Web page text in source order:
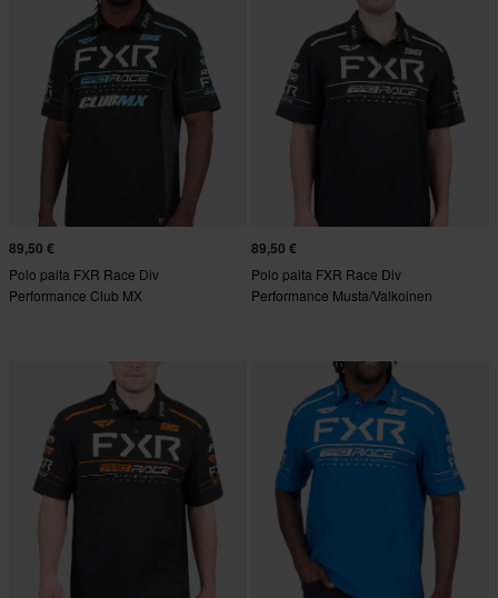
89,50 €
Polo paita FXR Race Div
Performance Club MX
89,50 €
Polo paita FXR Race Div
Performance Musta/Valkoinen